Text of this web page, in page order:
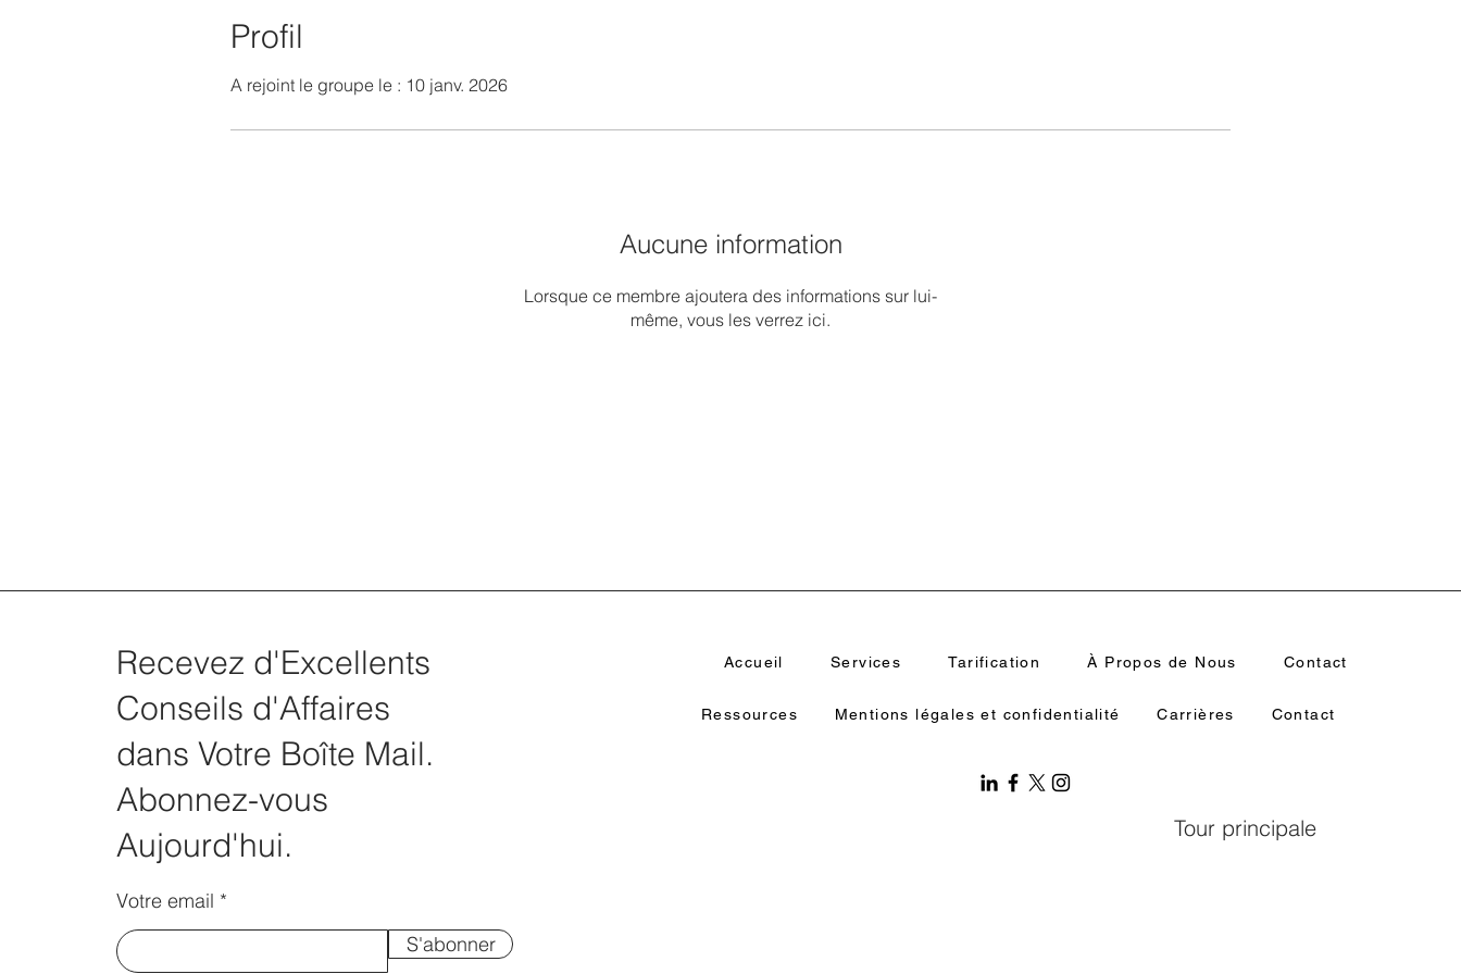
Profil
A rejoint le groupe le : 10 janv. 2026
Aucune information
Lorsque ce membre ajoutera des informations sur lui-
même, vous les verrez ici.
Recevez d'Excellents
Conseils d'Affaires
dans Votre Boîte Mail.
Abonnez-vous
Aujourd'hui.
Votre email
S'abonner
Accueil Services Tarification​ À Propos de Nous Contact
Ressources Mentions légales et confidentialité Carrières Contact
Tour principale